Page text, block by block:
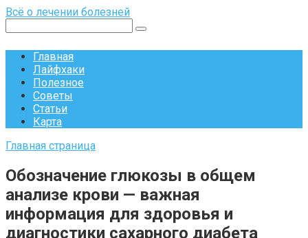
Перейти
контенту
Всё о лечении болезней
Главная
Лайфхаки
Полезное
Советы
Статьи
Карта
Главная страница
Обозначение глюкозы в общем
анализе крови — важная
информация для здоровья и
диагностики сахарного диабета